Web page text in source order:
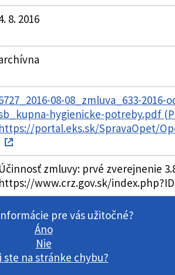
8. 2016
08-08_zmluva_633-2016-
hygienicke-potreby.pdf
https://portal.eks.sk/SpravaOpet/
Účinnosť zmluvy: prvé zverejnenie
https://www.crz.gov.sk/
pre vás užitočné?
Áno
Nie
ste na stránke chybu?